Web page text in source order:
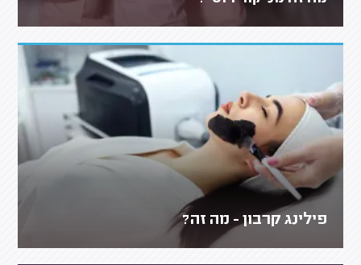
פילינג קרבון - מה זה?